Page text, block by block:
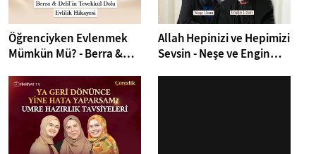
Öğrenciyken Evlenmek
Mümkün Mü? - Berra &
Evlilik Hikayesi - İyi Günde
Kötü Günde 2. Bölüm
Allah Hepinizi ve Hepimizi
Sevsin - Neşe ve Engin